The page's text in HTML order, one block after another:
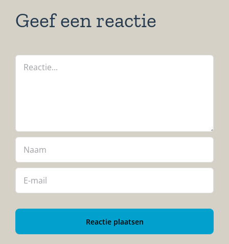
Geef een reactie
Reactie